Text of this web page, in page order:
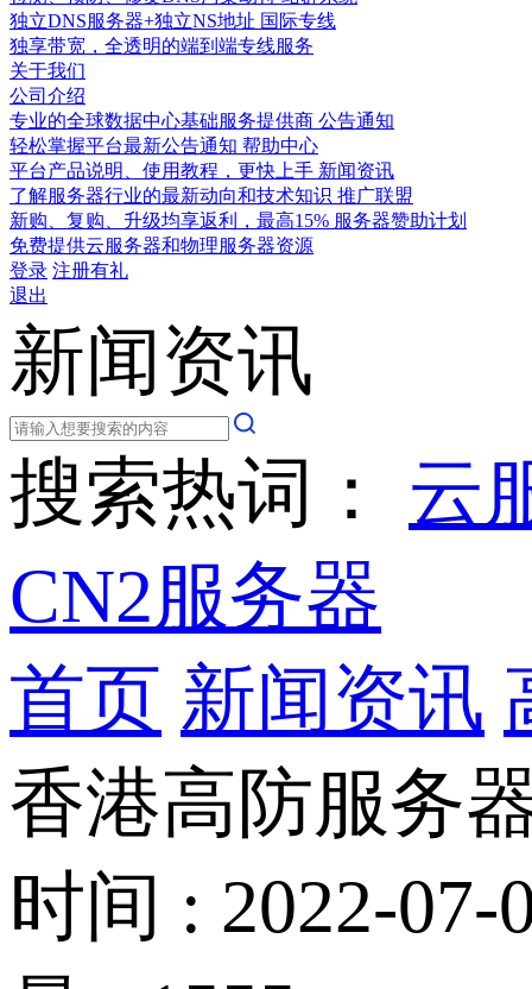
独立DNS服务器+独立NS地址 国际专线
独享带宽，全透明的端到端专线服务
关于我们
公司介绍
专业的全球数据中心基础服务提供商 公告通知
轻松掌握平台最新公告通知 帮助中心
平台产品说明、使用教程，更快上手 新闻资讯
了解服务器行业的最新动向和技术知识 推广联盟
新购、复购、升级均享返利，最高15% 服务器赞助计划
免费提供云服务器和物理服务器资源
登录 注册有礼
退出
新闻资讯
搜索热词： 云
CN2服务器
首页 新闻资讯
香港高防服务
时间 : 2022-07-